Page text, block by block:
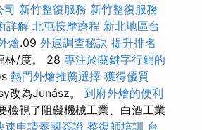
司 新竹整復服務 新竹整復服務
詳解 北屯按摩療程 新北地區台
燴.09 外遇調查秘訣 提升排名
林/度。 28 專注於關鍵字行銷的
熱門外燴推薦選擇 獲得優質
改為Junász。 到府外燴的便利
檢視了阻礙機械工業、白酒工業
速申請泰國簽證 整復師培訓 台